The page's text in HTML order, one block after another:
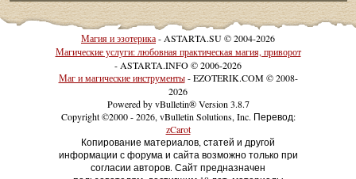
Магия и эзотерика- ASTARTA.SU © 2004-2026
Магические услуги: любовная практическая магия, приворот
- ASTARTA.INFO © 2006-2026
Маг и магические инструменты- EZOTERIK.COM © 2008-
2026
Powered by vBulletin® Version 3.8.7
Copyright ©2000 - 2026, vBulletin Solutions, Inc. Перевод:
zCarot
Копирование материалов, статей и другой
информации с форума и сайта возможно только при
согласии авторов. Сайт предназначен